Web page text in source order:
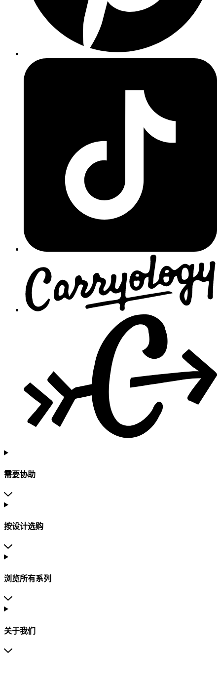
需要协助
按设计选购
浏览所有系列
关于我们